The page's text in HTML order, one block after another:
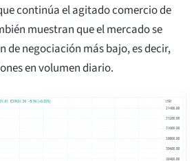
continúa el agitado comercio de
muestran que el mercado se
de negociación más bajo, es decir,
en volumen diario.